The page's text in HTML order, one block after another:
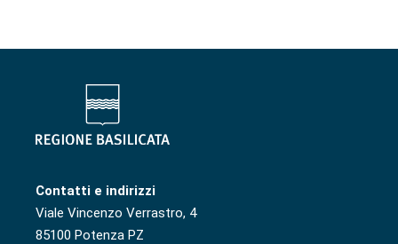
Contatti e indirizzi
Viale Vincenzo Verrastro, 4
85100 Potenza PZ